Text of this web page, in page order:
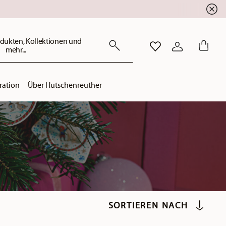
Kollektionen und
mehr...
WISHLISTANMELDEN
Über Hutschenreuther